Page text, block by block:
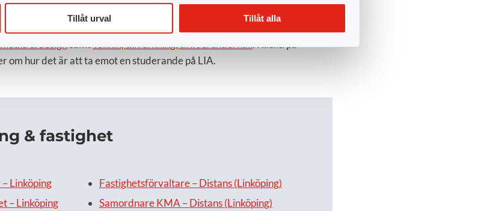
Tillåt urval Tillåt alla
och här nedan ser du vilka utbildningar vi har inom respektive område;
& designsamtTeknik, tillverkning, drift & underhåll. Klicka på
om hur det är att ta emot en studerande på LIA.
& fastighet
Linköping
– Linköping
Fastighetsförvaltare – Distans (Linköping)
Samordnare KMA – Distans (Linköping)